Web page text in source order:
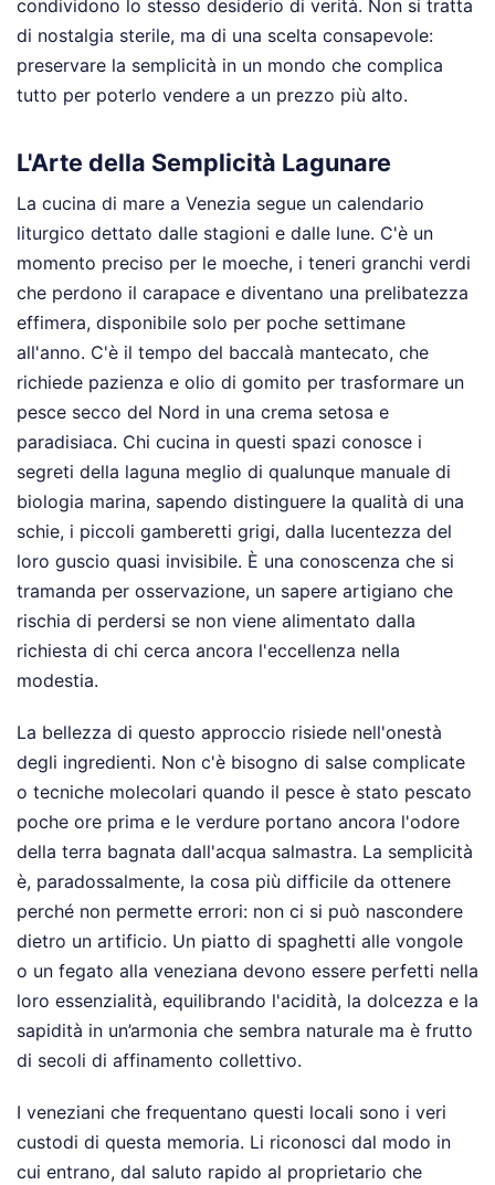
condividono lo stesso desiderio di verità. Non si tratta
di nostalgia sterile, ma di una scelta consapevole:
preservare la semplicità in un mondo che complica
tutto per poterlo vendere a un prezzo più alto.
L'Arte della Semplicità Lagunare
La cucina di mare a Venezia segue un calendario
liturgico dettato dalle stagioni e dalle lune. C'è un
momento preciso per le moeche, i teneri granchi verdi
che perdono il carapace e diventano una prelibatezza
effimera, disponibile solo per poche settimane
all'anno. C'è il tempo del baccalà mantecato, che
richiede pazienza e olio di gomito per trasformare un
pesce secco del Nord in una crema setosa e
paradisiaca. Chi cucina in questi spazi conosce i
segreti della laguna meglio di qualunque manuale di
biologia marina, sapendo distinguere la qualità di una
schie, i piccoli gamberetti grigi, dalla lucentezza del
loro guscio quasi invisibile. È una conoscenza che si
tramanda per osservazione, un sapere artigiano che
rischia di perdersi se non viene alimentato dalla
richiesta di chi cerca ancora l'eccellenza nella
modestia.
La bellezza di questo approccio risiede nell'onestà
degli ingredienti. Non c'è bisogno di salse complicate
o tecniche molecolari quando il pesce è stato pescato
poche ore prima e le verdure portano ancora l'odore
della terra bagnata dall'acqua salmastra. La semplicità
è, paradossalmente, la cosa più difficile da ottenere
perché non permette errori: non ci si può nascondere
dietro un artificio. Un piatto di spaghetti alle vongole
o un fegato alla veneziana devono essere perfetti nella
loro essenzialità, equilibrando l'acidità, la dolcezza e la
sapidità in un’armonia che sembra naturale ma è frutto
di secoli di affinamento collettivo.
I veneziani che frequentano questi locali sono i veri
custodi di questa memoria. Li riconosci dal modo in
cui entrano, dal saluto rapido al proprietario che